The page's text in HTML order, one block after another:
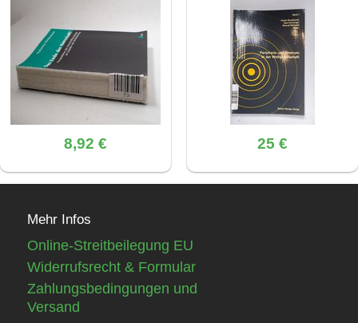
8,92 € 25 €
Mehr Infos
Online-Streitbeilegung EU
Widerrufsrecht & Formular
Zahlungsbedingungen und
Versand